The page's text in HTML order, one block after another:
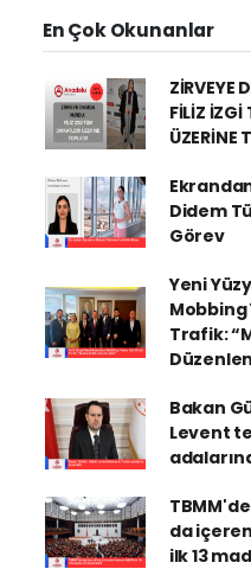
En Çok Okunanlar
ZİRVEYE
FİLİZ İZGİ
ÜZERİNE
Didem
Görev
Yeni
Mobbing
Trafik:
Bakan
Levent
da
ilk 13